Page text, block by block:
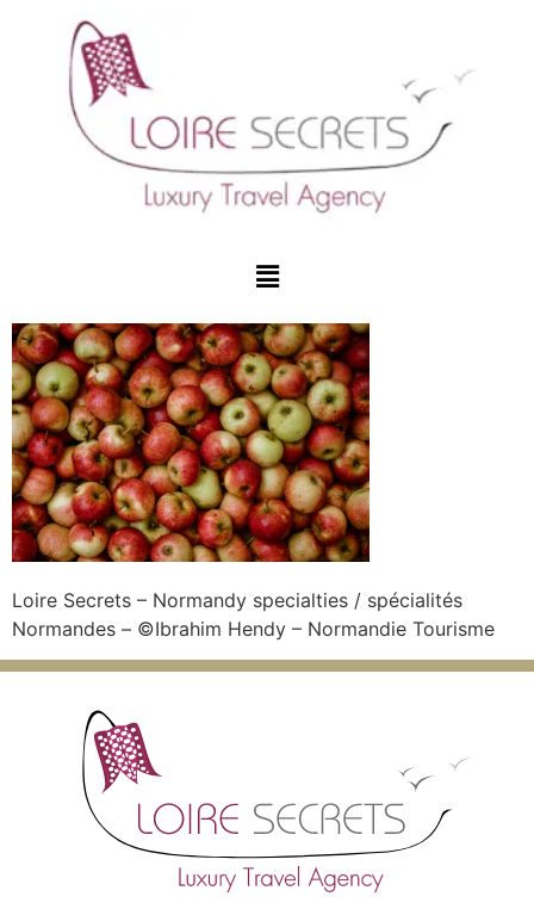
Loire Secrets – Normandy specialties / spécialités
Normandes – ©Ibrahim Hendy – Normandie Tourisme